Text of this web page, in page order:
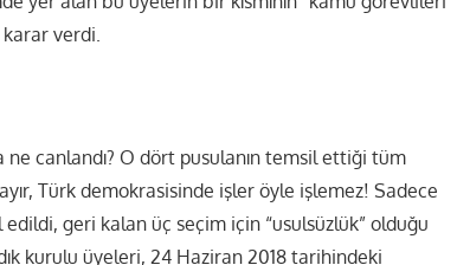
karar verdi.
canlandı? O dört pusulanın temsil ettiği tüm
Türk demokrasisinde işler öyle işlemez! Sadece
geri kalan üç seçim için “usulsüzlük” olduğu
kurulu üyeleri, 24 Haziran 2018 tarihindeki